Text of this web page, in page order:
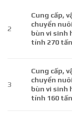
2
Cung cấp,
chuyển
bùn vi sinh
tính 270
3
Cung cấp,
chuyển
bùn vi sinh
tính 160 tấn